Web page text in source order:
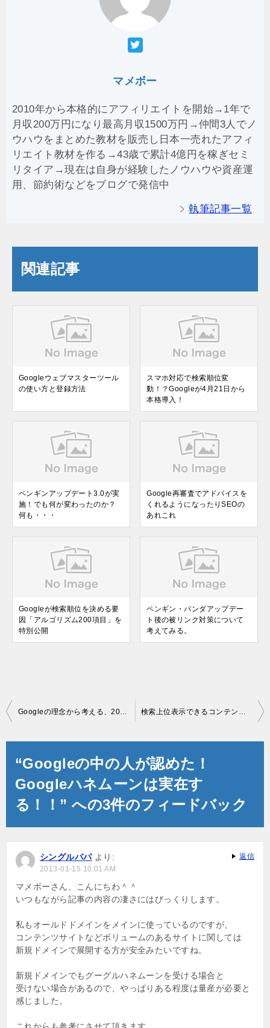
マメボー
2010年から本格的にアフィリエイトを開始→1年で
月収200万円になり最高月収1500万円→仲間3人でノ
ウハウをまとめた教材を販売し日本一売れたアフィ
リエイト教材を作る→43歳で累計4億円を稼ぎセミ
リタイア→現在は自身が経験したノウハウや資産運
用、節約術などをブログで発信中
執筆記事一覧
関連記事
Googleウェブマスターツール
の使い方と登録方法
スマホ対応で検索順位変
動！？Googleが4月21日から
本格導入！
ペンギンアップデート3.0が実
施！でも何が変わったのか？
何も・・・
Google再審査でアドバイスを
くれるようになったりSEOの
あれこれ
Googleが検索順位を決める要
因「アルゴリズム200項目」を
特別公開
ペンギン・パンダアップデー
ト後の被リンク対策について
考えてみる。
投
ゲ
ー
ョ
“Googleの中の人が認めた！
Googleハネムーンは実在す
る！！” への3件のフィードバック
シングルパパ より:
2013-01-15 10:01 AM
マメボーさん、こんにちわ＾＾
いつもながら記事の内容の凄さにはびっくりします。
私もオールドドメインをメインに使っているのですが、
コンテンツサイトなどボリュームのあるサイトに関しては
新規ドメインで展開する方が安全みたいですね。
新規ドメインでもグーグルハネムーンを受ける場合と
受けない場合があるので、やっぱりある程度は量産が必要と
感じました。
これからも参考にさせて頂きます
返信